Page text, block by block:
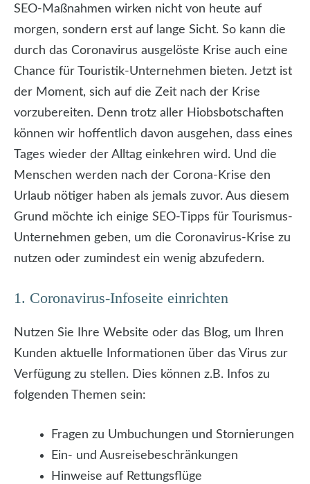
SEO-Maßnahmen wirken nicht von heute auf
morgen, sondern erst auf lange Sicht. So kann die
durch das Coronavirus ausgelöste Krise auch eine
Chance für Touristik-Unternehmen bieten. Jetzt ist
der Moment, sich auf die Zeit nach der Krise
vorzubereiten. Denn trotz aller Hiobsbotschaften
können wir hoffentlich davon ausgehen, dass eines
Tages wieder der Alltag einkehren wird. Und die
Menschen werden nach der Corona-Krise den
Urlaub nötiger haben als jemals zuvor. Aus diesem
Grund möchte ich einige SEO-Tipps für Tourismus-
Unternehmen geben, um die Coronavirus-Krise zu
nutzen oder zumindest ein wenig abzufedern.
1. Coronavirus-Infoseite einrichten
Nutzen Sie Ihre Website oder das Blog, um Ihren
Kunden aktuelle Informationen über das Virus zur
Verfügung zu stellen. Dies können z.B. Infos zu
folgenden Themen sein:
Fragen zu Umbuchungen und Stornierungen
Ein- und Ausreisebeschränkungen
Hinweise auf Rettungsflüge